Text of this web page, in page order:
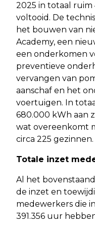
2025 in totaal
voltooid. De
het bouwen van
Academy, een
een onderkomen
preventieve
vervangen van
aanschaf en het
voertuigen. In
680.000 kWh aan
wat overeenkomt
circa 225 gezinnen.
Totale inzet
Al het
de inzet en
medewerkers die
391.356 uur